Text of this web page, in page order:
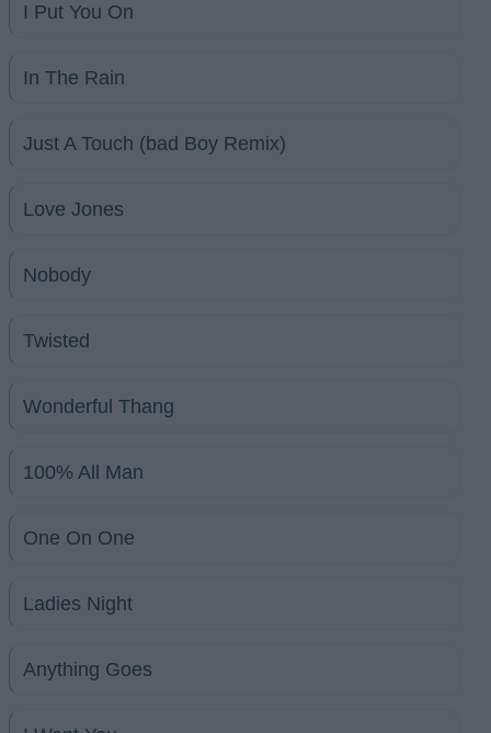
I Put You On
In The Rain
Just A Touch (bad Boy Remix)
Love Jones
Nobody
Twisted
Wonderful Thang
100% All Man
One On One
Ladies Night
Anything Goes